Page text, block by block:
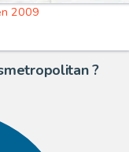
2009
?